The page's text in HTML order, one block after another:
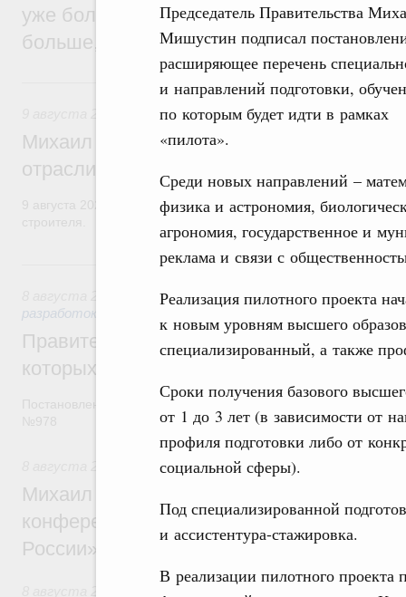
Председатель Правительства
Мишустин подписал
расширяющее перечень
и направлений подготовки,
по которым будет идти в рамках
«пилота».
Среди новых направлений –
физика и астрономия,
агрономия, государственное и
реклама и связи с
Реализация пилотного проекта
к новым уровням высшего
специализированный, а также
Сроки получения базового
от 1 до 3 лет (в зависимости от
профиля подготовки либо от
социальной сферы).
Под специализированной
и ассистентура-стажировка.
В реализации пилотного
уже более 3,2 млн заявлений –
больше, чем за аналогичный период
Вчера
Регулирование в сфере строительства
Михаил Мишустин поздравил
отрасли с профессиональным
9 августа 2026 года отмечается профессиональный праздник
8 августа, суббота
Государственная политика в сфере
разработок
Правительство расширило перечень
которых освобождаются от НДФЛ
Постановление от 5 августа 2026 года
Отрасль информационных технологий
Михаил Мишустин дал поручения по
конференции «Цифровая индустрия
России»